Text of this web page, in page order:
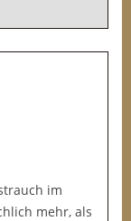
im
mehr, als